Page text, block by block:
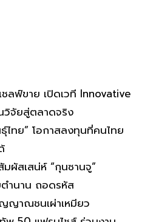
ลฟ์ขาย เปิดเวที Innovative
จัยสู่ตลาดจริง
ไทย” โอกาสลงทุนที่คนไทย
ผัสเสน่ห์ “กุนซานจู”
ำนาน ถอดรหัส
ญาณชนเผ่าเหมียว